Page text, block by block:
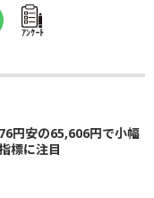
ｱﾝｹｰﾄ
円安の65,606円で小幅
標に注目